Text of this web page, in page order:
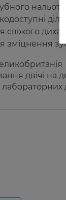
нальоту.
свіжого
зміцнення
двічі на